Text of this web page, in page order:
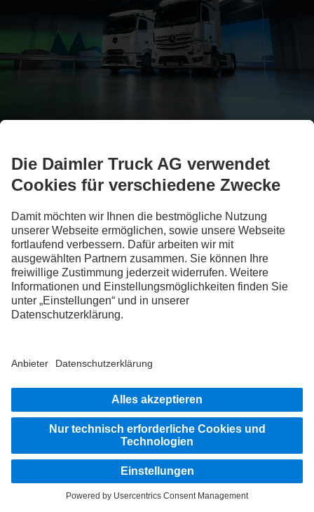
Charged to change
eActros 600